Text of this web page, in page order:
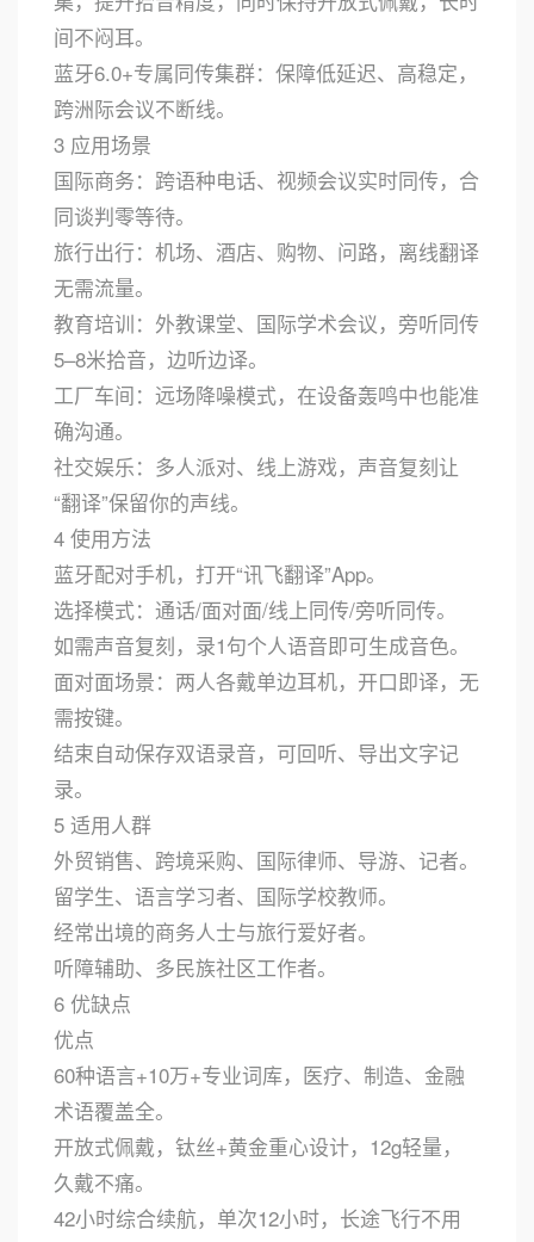
间不闷耳。
蓝牙6.0+专属同传集群：保障低延迟、高稳定，
跨洲际会议不断线。
3 应用场景
国际商务：跨语种电话、视频会议实时同传，合
同谈判零等待。
旅行出行：机场、酒店、购物、问路，离线翻译
无需流量。
教育培训：外教课堂、国际学术会议，旁听同传
5–8米拾音，边听边译。
工厂车间：远场降噪模式，在设备轰鸣中也能准
确沟通。
社交娱乐：多人派对、线上游戏，声音复刻让
“翻译”保留你的声线。
4 使用方法
蓝牙配对手机，打开“讯飞翻译”App。
选择模式：通话/面对面/线上同传/旁听同传。
如需声音复刻，录1句个人语音即可生成音色。
面对面场景：两人各戴单边耳机，开口即译，无
需按键。
结束自动保存双语录音，可回听、导出文字记
录。
5 适用人群
外贸销售、跨境采购、国际律师、导游、记者。
留学生、语言学习者、国际学校教师。
经常出境的商务人士与旅行爱好者。
听障辅助、多民族社区工作者。
6 优缺点
优点
60种语言+10万+专业词库，医疗、制造、金融
术语覆盖全。
开放式佩戴，钛丝+黄金重心设计，12g轻量，
久戴不痛。
42小时综合续航，单次12小时，长途飞行不用